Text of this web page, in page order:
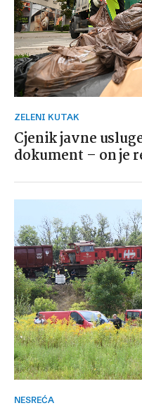
ZELENI KUTAK
Cjenik javne
dokument – on je
NESREĆA